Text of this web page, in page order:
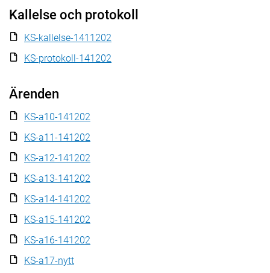
Kallelse och protokoll
KS-kallelse-1411202
KS-protokoll-141202
Ärenden
KS-a10-141202
KS-a11-141202
KS-a12-141202
KS-a13-141202
KS-a14-141202
KS-a15-141202
KS-a16-141202
KS-a17-nytt